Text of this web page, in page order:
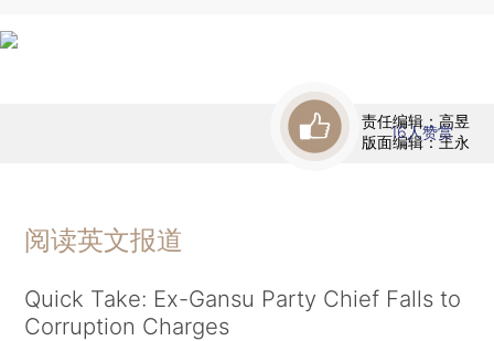
责任编辑：高昱
版面编辑：王永
16人赞赏
阅读英文报道
Quick Take: Ex-Gansu Party Chief Falls to
Corruption Charges